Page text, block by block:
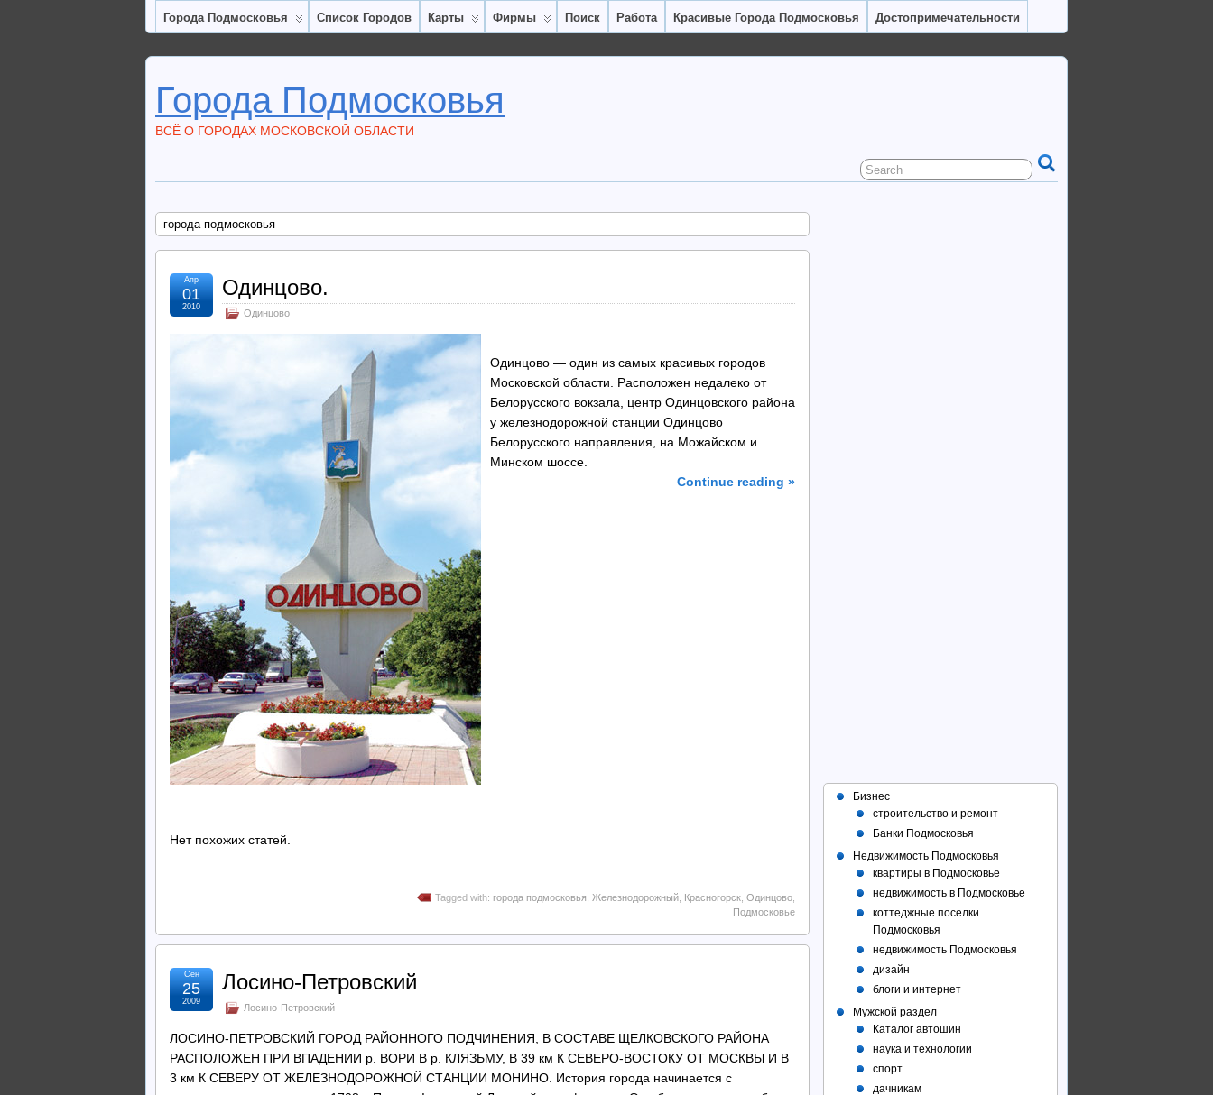
Города Подмосковья Список Городов Карты Фирмы Поиск Работа Красивые Города Подмосковья Достопримечательности
Города Подмосковья
ВСЁ О ГОРОДАХ МОСКОВСКОЙ ОБЛАСТИ
города подмосковья
Одинцово.
Одинцово
Апр
01
2010
Одинцово — один из самых красивых городов
Московской области. Расположен недалеко от
Белорусского вокзала, центр Одинцовского района
у железнодорожной станции Одинцово
Белорусского направления, на Можайском и
Минском шоссе.
Continue reading »
Нет похожих статей.
Tagged with: города подмосковья Железнодорожный Красногорск Одинцово
Подмосковье
Лосино-Петровский
Лосино-Петровский
Сен
25
2009
ЛОСИНО-ПЕТРОВСКИЙ ГОРОД РАЙОННОГО ПОДЧИНЕНИЯ, В СОСТАВЕ ЩЕЛКОВСКОГО РАЙОНА
РАСПОЛОЖЕН ПРИ ВПАДЕНИИ р. ВОРИ В р. КЛЯЗЬМУ, В 39 км К СЕВЕРО-ВОСТОКУ ОТ МОСКВЫ И В
3 км К СЕВЕРУ ОТ ЖЕЛЕЗНОДОРОЖНОЙ СТАНЦИИ МОНИНО. История города начинается с
Бизнес
строительство и ремонт
Банки Подмосковья
Недвижимость Подмосковья
квартиры в Подмосковье
недвижимость в Подмосковье
коттеджные поселки
Подмосковья
недвижимость Подмосковья
дизайн
блоги и интернет
Мужской раздел
Каталог автошин
наука и технологии
спорт
дачникам